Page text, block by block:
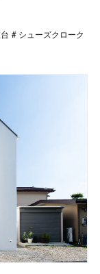
シューズクローク